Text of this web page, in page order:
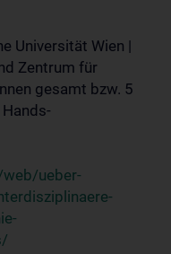
Universität Wien |
Zentrum für
gesamt bzw. 5
ueber-